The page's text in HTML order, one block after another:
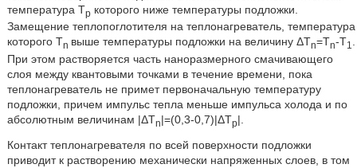
температура Тр которого ниже температуры подложки.
Замещение теплопоглотителя на теплонагреватель, температура
которого Tn выше температуры подложки на величину ΔTn=Tn-Т1 .
При этом растворяется часть наноразмерного смачивающего
слоя между квантовыми точками в течение времени, пока
теплонагреватель не примет первоначальную температуру
подложки, причем импульс тепла меньше импульса холода и по
абсолютным величинам |ΔTn|=(0,3-0,7)|ΔTp|.
Контакт теплонагревателя по всей поверхности подложки
приводит к растворению механически напряженных слоев, в том